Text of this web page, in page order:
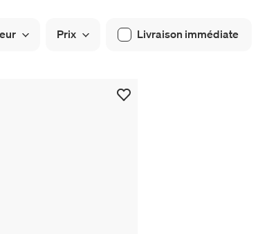
Prix Livraison immédiate